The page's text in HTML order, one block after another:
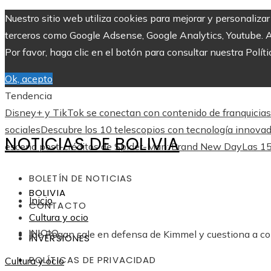
Nuestro sitio web utiliza cookies para mejorar y
terceros como Google Adsense, Google Analytics,
Por favor, haga clic en el botón para consultar nuestra
Ok, acepto
Tendencia
Disney+ y TikTok se conectan con contenido de
socialesDescubre los 10 telescopios con tecnología
escena post-créditos de Spider-Man: Brand New DayLas
BOLETÍN DE NOTICIAS
CONTACTO
INICIO
POLÍTICAS DE PRIVACIDAD
NOTICIAS DE BOLIVIA
BOLIVIA
INVERSIONES
Inicio
Cultura y ocio
Joe Rogan sale en defensa de Kimmel y cuestiona a
Cultura y ocio